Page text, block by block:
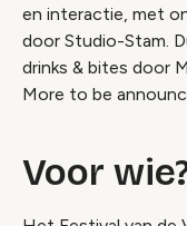
en interactie, met
door Studio-Stam.
drinks & bites door
More to be
Voor